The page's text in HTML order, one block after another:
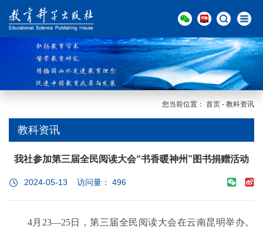
您当前位置： 首页 - 教科资讯
教科资讯
我社参加第三届全民阅读大会“书香暖神州”图书捐赠活动
2024-05-13 访问量： 496
4月23—25日，第三届全民阅读大会在云南昆明举办。